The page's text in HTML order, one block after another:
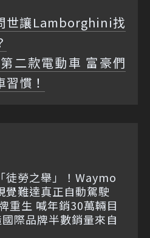
世讓Lamborghini找
二款電動車 富豪們
慣！
徒勞之舉」！Waymo
覺難達真正自動駕駛
重生 喊年銷30萬輛目
際品牌半數銷量來自